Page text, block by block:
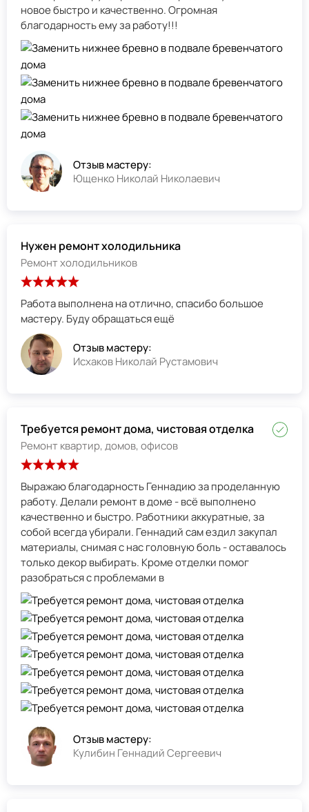
новое быстро и качественно. Огромная
благодарность ему за работу!!!
Отзыв мастеру:
Ющенко Николай Николаевич
Нужен ремонт холодильника
Ремонт холодильников
Работа выполнена на отлично, спасибо большое
мастеру. Буду обращаться ещё
Отзыв мастеру:
Исхаков Николай Рустамович
Требуется ремонт дома, чистовая отделка
Ремонт квартир, домов, офисов
Выражаю благодарность Геннадию за проделанную
работу. Делали ремонт в доме - всё выполнено
качественно и быстро. Работники аккуратные, за
собой всегда убирали. Геннадий сам ездил закупал
материалы, снимая с нас головную боль - оставалось
только декор выбирать. Кроме отделки помог
разобраться с проблемами в
Отзыв мастеру:
Кулибин Геннадий Сергеевич